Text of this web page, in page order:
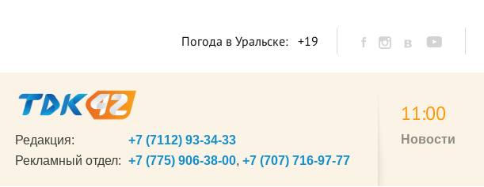
Погода в Уральске: +19
Редакция:
+7 (7112) 93-34-33
Рекламный отдел: +7 (775) 906-38-00, +7 (707) 716-97-77
11:00
Новости